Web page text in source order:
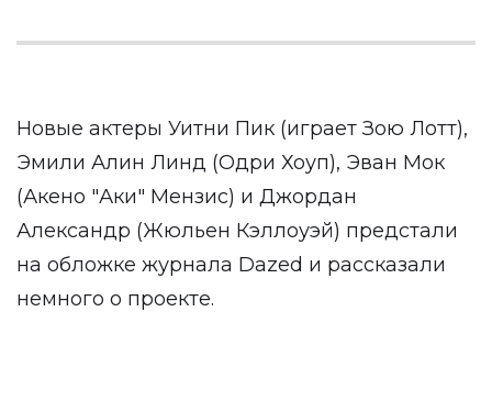
Новые актеры Уитни Пик (играет Зою Лотт),
Эмили Алин Линд (Одри Хоуп), Эван Мок
(Акено "Аки" Мензис) и Джордан
Александр (Жюльен Кэллоуэй) предстали
на обложке журнала Dazed и рассказали
немного о проекте.